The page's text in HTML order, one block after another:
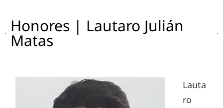
Honores | Lautaro Julián
Matas
Lauta
ro